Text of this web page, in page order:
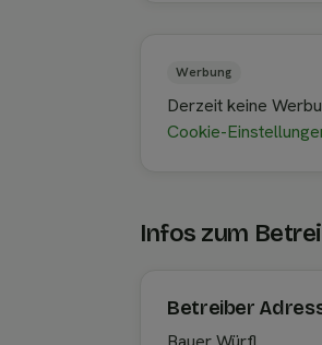
Werbung
Derzeit keine
Cookie-
Infos zum
Betreiber